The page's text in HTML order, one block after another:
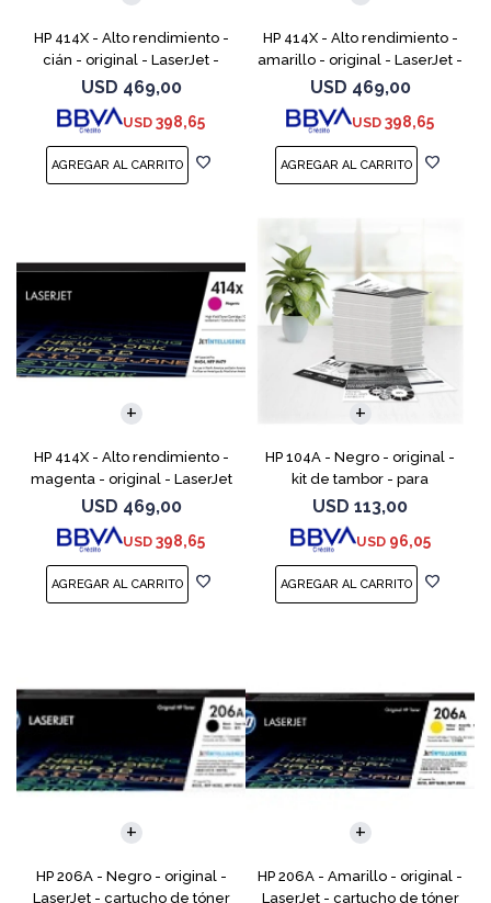
HP 414X - Alto rendimiento -
cián - original - LaserJet -
cartucho de tóner (W2021X) -
para Color LaserJet
Enterprise M455, MFP
USD 469,00
USD 398,65
HP 414X - Alto rendimiento -
amarillo - original - LaserJet -
cartucho de tóner (W2022X) -
para Color LaserJet
Enterprise M455,
USD 469,00
USD 398,65
HP 414X - Alto rendimiento -
magenta - original - LaserJet
- cartucho de tóner (W2023X)
- para Color LaserJet
Enterprise M455, M
USD 469,00
USD 398,65
HP 104A - Negro - original -
kit de tambor - para
Neverstop Laser 1000a,
1000n, 1000w, MFP 1200a, MFP
1200n, MFP 1200nw, MFP 120
USD 113,00
USD 96,05
HP 206A - Negro - original -
LaserJet - cartucho de tóner
HP 206A - Amarillo - original -
LaserJet - cartucho de tóner